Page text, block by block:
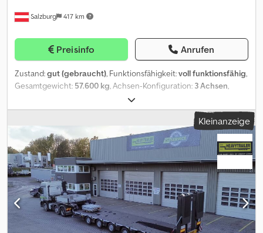
functional steering wheel Cruise control Sun Visor 2 x Bed Air
Coffee maker Fridge drawer Storage Boxes Radio / CD Player /
Bluetooth = Weitere Informationen = Allgemeine Informationen
Turbo Retarder Clutch, Automatik Achskonfiguration
Vorderachse: Reifenmaß: 385/65 R 22.5; Max. Achslast: 9000 kg;
Gelenkt; Federung: Blattfederung Mittenachse: Reifenmaß:
385/65 R 22.5; Max. Achslast: 8000 kg; Gelenkt; Federung:
Luftfederung Hinterachse 1: Reifenmaß: 315/80 R 22.5;
Doppelbereift; Max. Achslast: 13000 kg; Reduzierung:
Ausenplanetenachsen; Federung: Luftfederung Hinterachse 2:
Reifenmaß: 315/80 R 22.5; Doppelbereift; Max. Achslast: 13000 kg;
Reduzierung: Ausenplanetenachsen; Federung: Luftfederung
Cjdpfsuu E T Aex Antjrf Gewichte Zuladung: 500.000 kg zGG:
41.000 kg Funktionell Marke des Aufbaus: Mercedes Zustand
Technischer Zustand: sehr gut Optischer Zustand: sehr gut
Finanzielle Informationen Preis: Auf Anfrage
Salzburg 417 km
Preisinfo Anrufen
Zustand:gut (gebraucht), Funktionsfähigkeit:voll funktionsfähig,
Gesamtgewicht: 57.600 kg, Achsen-Konfiguration: 3 Achsen,
, Laderaumbreite:
Laderaumhöhe:945 mm, Farbe:Blau, Baujahr:2008, Dieses
Tiefbett haben wir 2 mal zur Verfügung / We have two of these
lowbed trilers available Hersteller / Manufacturer: Goldhofer Typ /
Type: STZ-VKL 3-34/80 A Baujahr / Year: 2008 Gesamtgewicht /
Total weight: 54.000 kg Eigengewicht / Own weight: 21.000 kg
Nutzlast / Payload: 33.000 kg Codpfx Ansxc U Nvstsrf
Gesamtzuglänge / Overall train length: 20.000 mm (max.
telescoped 24.200 mm) Ladefläche (lxb) / loading area (lxw): 7.300
mm x 2.750 mm (telescopic to 4.200 mm) Bereifung / Tires: 235/75
R 17,5 Extra: Verlängerungsträger / Extension beam: 2x 6.000 mm
Kleinanzeige